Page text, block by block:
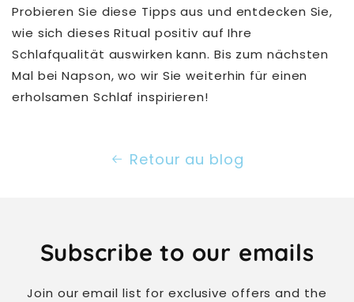
Probieren Sie diese Tipps aus und entdecken Sie,
wie sich dieses Ritual positiv auf Ihre
Schlafqualität auswirken kann. Bis zum nächsten
Mal bei Napson, wo wir Sie weiterhin für einen
erholsamen Schlaf inspirieren!
Retour au blog
Subscribe to our emails
Join our email list for exclusive offers and the